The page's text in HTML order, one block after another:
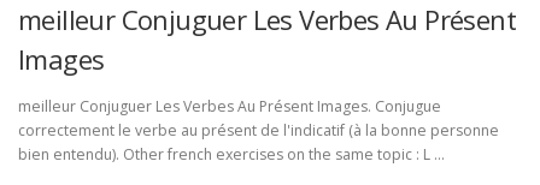
meilleur Conjuguer Les Verbes Au Présent
Images
meilleur Conjuguer Les Verbes Au Présent Images. Conjugue
correctement le verbe au présent de l'indicatif (à la bonne personne
bien entendu). Other french exercises on the same topic : L …